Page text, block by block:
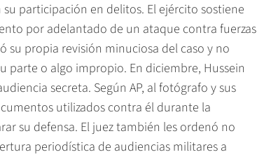
participación en delitos. El ejército sostiene
por adelantado de un ataque contra fuerzas
su propia revisión minuciosa del caso y no
parte o algo impropio. En diciembre, Hussein
secreta. Según AP, al fotógrafo y sus
utilizados contra él durante la
su defensa. El juez también les ordenó no
periodística de audiencias militares a